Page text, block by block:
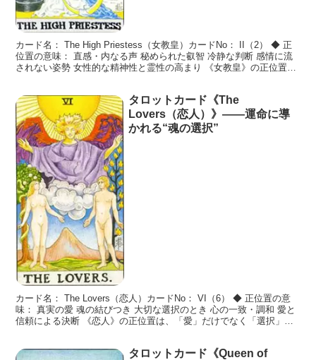
カード名： The High Priestess（女教皇）カードNo： II（2） ◆ 正
位置の意味： 直感・内なる声 秘められた叡智 冷静な判断 感情に流
されない姿勢 女性的な精神性と霊性の高まり 《女教皇》の正位置
タロットカード《The
Lovers（恋人）》――運命に導
かれる“魂の選択”
カード名： The Lovers（恋人）カードNo： VI（6） ◆ 正位置の意
味： 真実の愛 魂の結びつき 大切な選択のとき 心の一致・調和 愛と
信頼による決断 《恋人》の正位置は、「愛」だけでなく「選択」の
タロットカード《Queen of